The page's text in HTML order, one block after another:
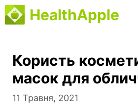
Перейти
до
HealthApple
Користь
масок для
11 Травня, 2021